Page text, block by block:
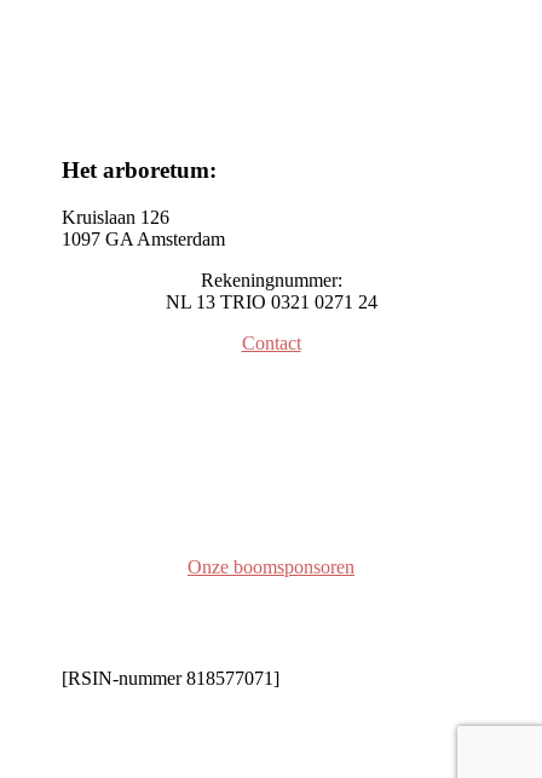
Het arboretum:
Kruislaan 126
1097 GA Amsterdam
Rekeningnummer:
NL 13 TRIO 0321 0271 24
Contact
Onze boomsponsoren
[RSIN-nummer 818577071]